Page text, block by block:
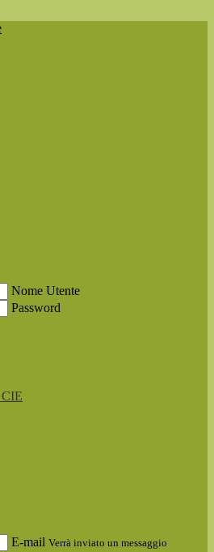
Nome Utente
Password
E-mail Verrà inviato un messaggio